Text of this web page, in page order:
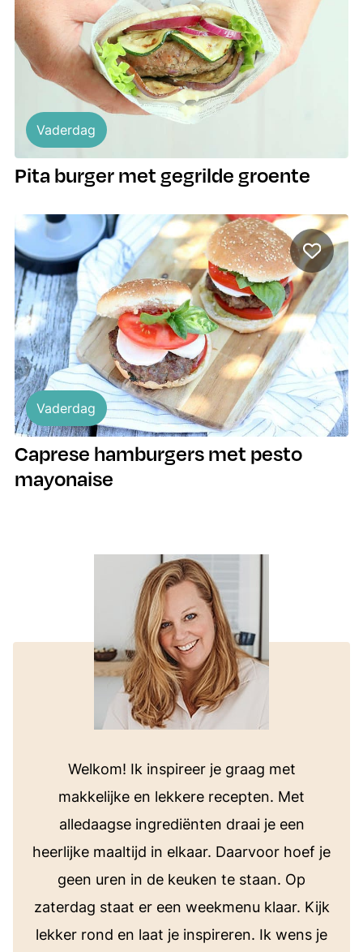
Vaderdag
Pita burger met gegrilde groente
Vaderdag
Caprese hamburgers met pesto
mayonaise
Welkom! Ik inspireer je graag met
makkelijke en lekkere recepten. Met
alledaagse ingrediënten draai je een
heerlijke maaltijd in elkaar. Daarvoor hoef je
geen uren in de keuken te staan. Op
zaterdag staat er een weekmenu klaar. Kijk
lekker rond en laat je inspireren. Ik wens je